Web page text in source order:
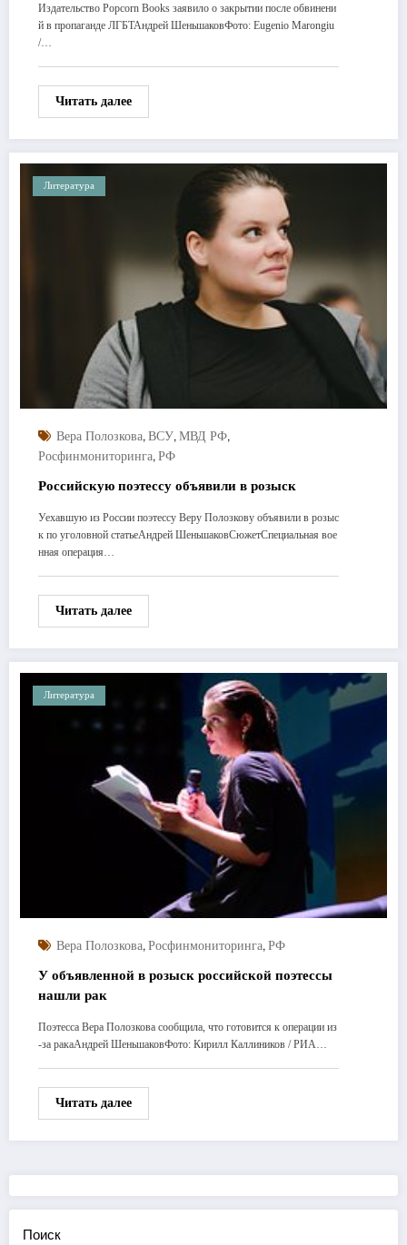
Издательство Popcorn Books заявило о закрытии после обвинени
й в пропаганде ЛГБТАндрей ШеньшаковФото: Eugenio Marongiu
/…
Читать далее
Литература
Вера Полозкова, ВСУ, МВД РФ,
Росфинмониторинга, РФ
Российскую поэтессу объявили в розыск
Уехавшую из России поэтессу Веру Полозкову объявили в розыс
к по уголовной статьеАндрей ШеньшаковСюжетСпециальная вое
нная операция…
Читать далее
Литература
Вера Полозкова, Росфинмониторинга, РФ
У объявленной в розыск российской поэтессы
нашли рак
Поэтесса Вера Полозкова сообщила, что готовится к операции из
-за ракаАндрей ШеньшаковФото: Кирилл Каллиников / РИА…
Читать далее
Поиск